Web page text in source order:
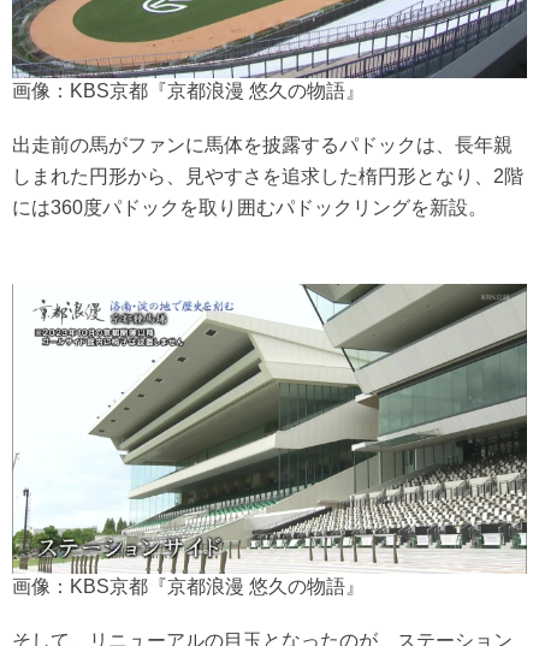
画像：KBS京都『京都浪漫 悠久の物語』
出走前の馬がファンに馬体を披露するパドックは、長年親
しまれた円形から、見やすさを追求した楕円形となり、2階
には360度パドックを取り囲むパドックリングを新設。
画像：KBS京都『京都浪漫 悠久の物語』
そして、リニューアルの目玉となったのが、ステーション